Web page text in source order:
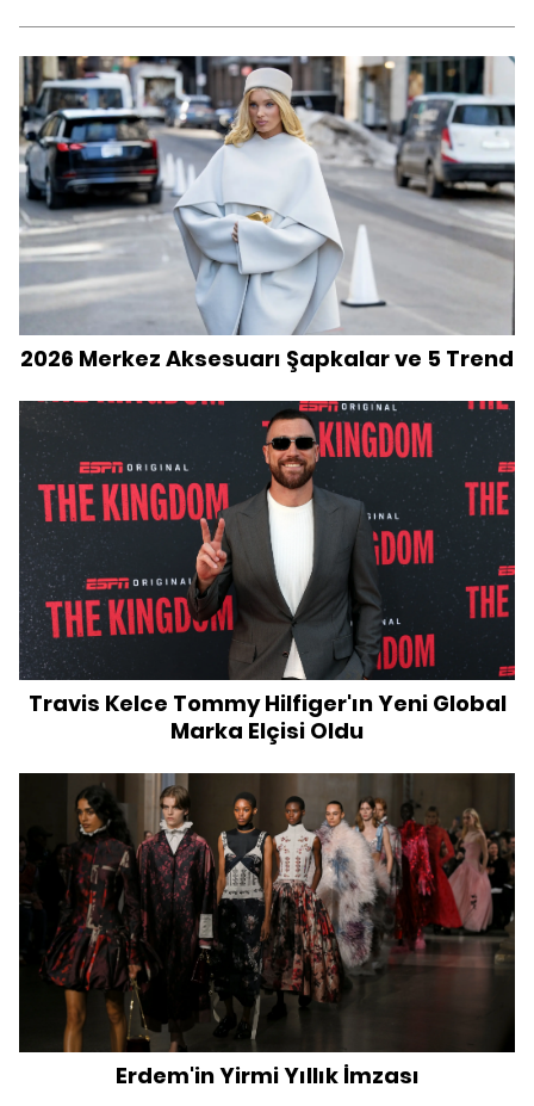
2026 Merkez Aksesuarı Şapkalar ve 5 Trend
Travis Kelce Tommy Hilfiger'ın Yeni Global
Marka Elçisi Oldu
Erdem'in Yirmi Yıllık İmzası